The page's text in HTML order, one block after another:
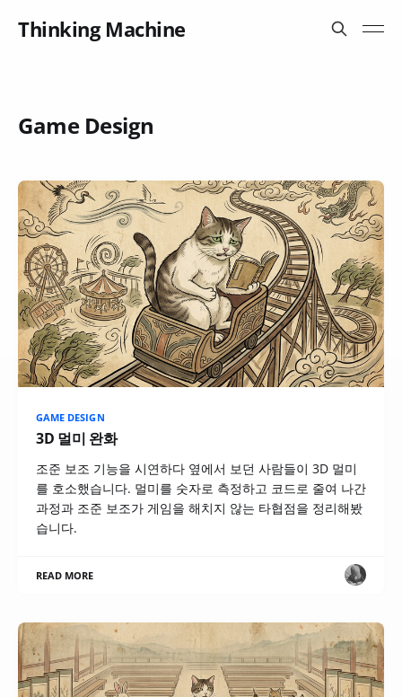
Thinking Machine
Game Design
GAME DESIGN
3D 멀미 완화
조준 보조 기능을 시연하다 옆에서 보던 사람들이 3D 멀미
를 호소했습니다. 멀미를 숫자로 측정하고 코드로 줄여 나간
과정과 조준 보조가 게임을 해치지 않는 타협점을 정리해봤
습니다.
READ MORE